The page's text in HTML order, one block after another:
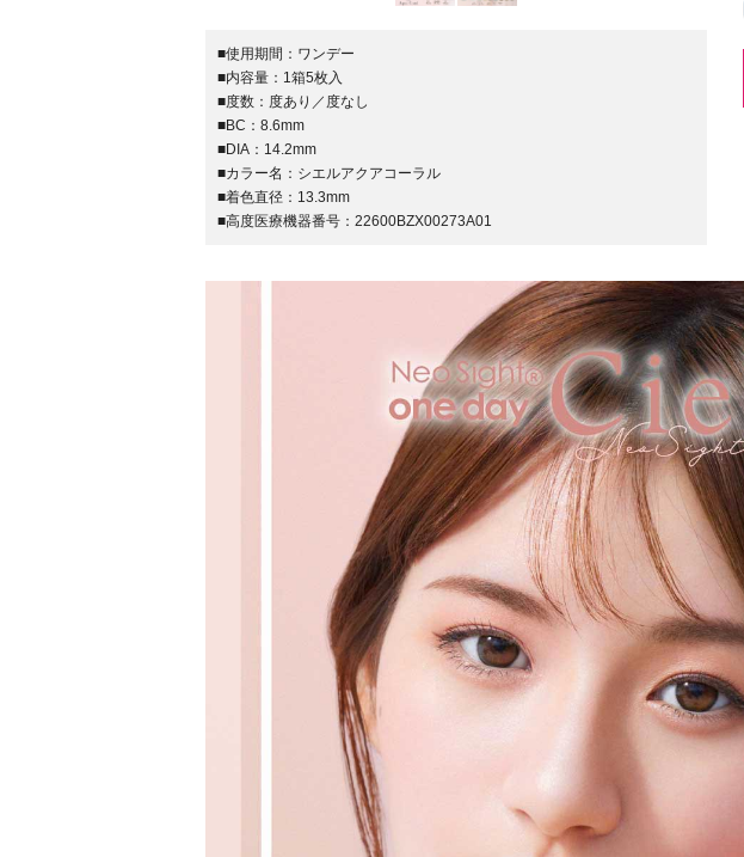
■使用期間： ワンデー
■内容量： 1箱5枚入
■度数： 度あり／度なし
■BC： 8.6mm
■DIA： 14.2mm
■カラー名： シエルアクアコーラル
■着色直径： 13.3mm
■高度医療機器番号： 22600BZX00273A01